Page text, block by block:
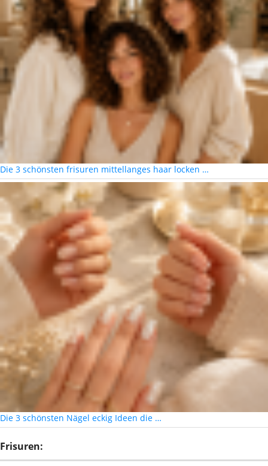
Die 3 schönsten frisuren mittellanges haar locken …
Die 3 schönsten Nägel eckig Ideen die …
Frisuren: